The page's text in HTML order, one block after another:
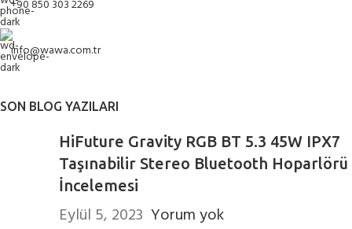
+90 850 303 2269
info@wawa.com.tr
SON BLOG YAZILARI
HiFuture Gravity RGB BT 5.3 45W IPX7
Taşınabilir Stereo Bluetooth Hoparlörü
İncelemesi
Eylül 5, 2023 Yorum yok